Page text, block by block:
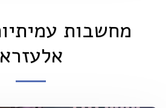
מחשבות
אלעזרא